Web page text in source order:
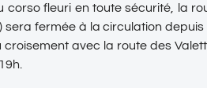
corso fleuri en toute sécurité, la
sera fermée à la circulation
croisement avec la route des